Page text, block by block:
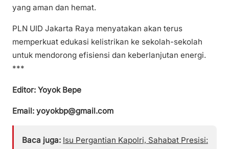
yang aman dan hemat.
PLN UID Jakarta Raya menyatakan akan terus
memperkuat edukasi kelistrikan ke sekolah-sekolah
untuk mendorong efisiensi dan keberlanjutan energi.
***
Editor: Yoyok Bepe
Email: yoyokbp@gmail.com
Baca juga: Isu Pergantian Kapolri, Sahabat Presisi: